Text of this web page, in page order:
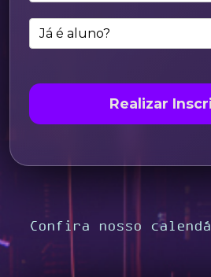
Realizar
Confira nosso